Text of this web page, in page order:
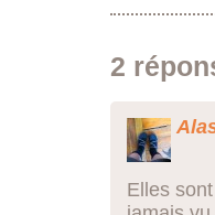
2
Elles